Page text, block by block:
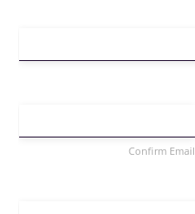
Confirm Email